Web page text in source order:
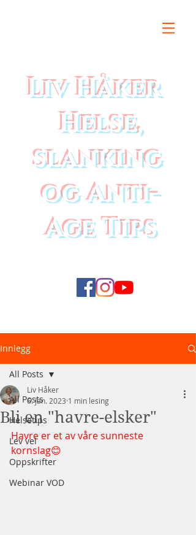
Liv Håker
Helse,
slanking
og Anti-
Age Tips
Helsediett
Innlegg
All Posts
Helsetips
Lev vel
Oppskrifter
Webinar VOD
All Posts
Bli en "havre-elsker"
Liv Håker
6. jan. 2023 1 min lesing
Havre er et av våre sunneste
kornslag😊